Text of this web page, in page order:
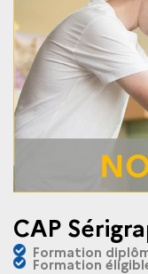
CAP
Formation
Formation